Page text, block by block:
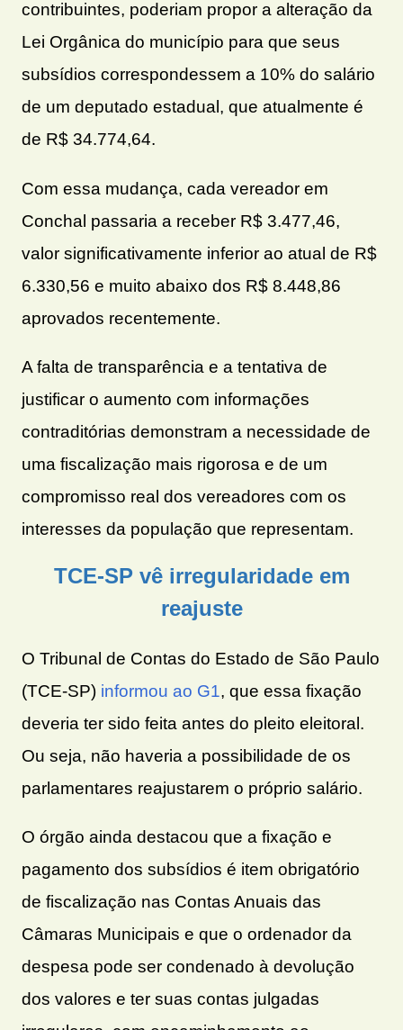
contribuintes, poderiam propor a alteração da
Lei Orgânica do município para que seus
subsídios correspondessem a 10% do salário
de um deputado estadual, que atualmente é
de R$ 34.774,64.
Com essa mudança, cada vereador em
Conchal passaria a receber R$ 3.477,46,
valor significativamente inferior ao atual de R$
6.330,56 e muito abaixo dos R$ 8.448,86
aprovados recentemente.
A falta de transparência e a tentativa de
justificar o aumento com informações
contraditórias demonstram a necessidade de
uma fiscalização mais rigorosa e de um
compromisso real dos vereadores com os
interesses da população que representam.
TCE-SP vê irregularidade em
reajuste
O Tribunal de Contas do Estado de São Paulo
(TCE-SP) informou ao G1, que essa fixação
deveria ter sido feita antes do pleito eleitoral.
Ou seja, não haveria a possibilidade de os
parlamentares reajustarem o próprio salário.
O órgão ainda destacou que a fixação e
pagamento dos subsídios é item obrigatório
de fiscalização nas Contas Anuais das
Câmaras Municipais e que o ordenador da
despesa pode ser condenado à devolução
dos valores e ter suas contas julgadas